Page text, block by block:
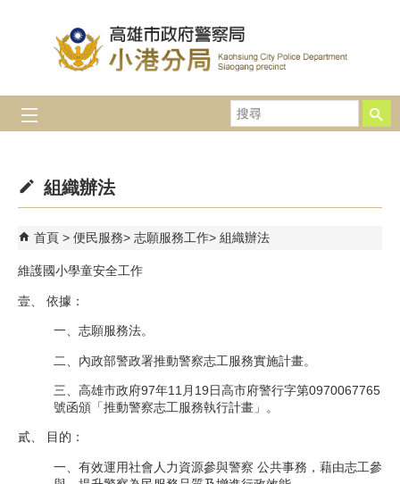
尋
組織辦法
首頁 便民服務 志願服務工作 組織辦法
維護國小學童安全工作
壹、 依據：
一、志願服務法。
二、內政部警政署推動警察志工服務實施計畫。
三、高雄市政府97年11月19日高市府警行字第0970067765
號函頒「推動警察志工服務執行計畫」。
貳、 目的：
一、有效運用社會人力資源參與警察 公共事務，藉由志工參